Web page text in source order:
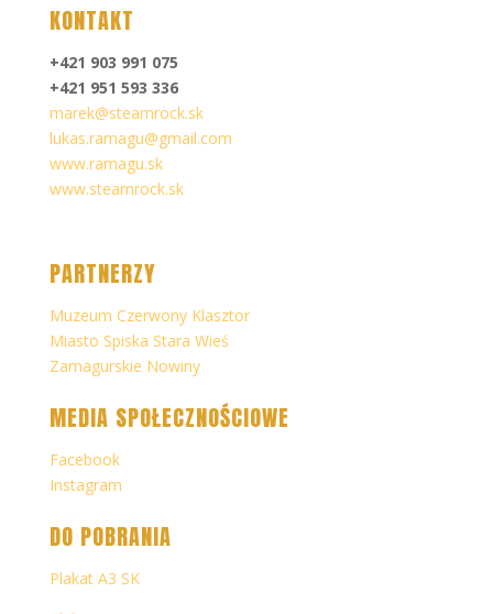
KONTAKT
+421 903 991 075
+421 951 593 336
marek@steamrock.sk
lukas.ramagu@gmail.com
www.ramagu.sk
www.steamrock.sk
PARTNERZY
Muzeum Czerwony Klasztor
Miasto Spiska Stara Wieś
Zamagurskie Nowiny
MEDIA SPOŁECZNOŚCIOWE
Facebook
Instagram
DO POBRANIA
Plakat A3 SK